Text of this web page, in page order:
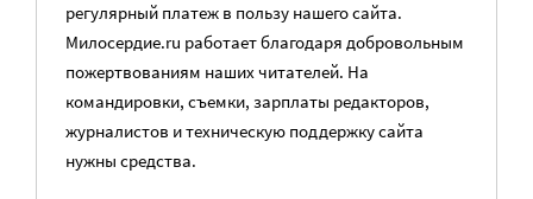
регулярный платеж в пользу нашего сайта.
Милосердие.ru работает благодаря добровольным
пожертвованиям наших читателей. На
командировки, съемки, зарплаты редакторов,
журналистов и техническую поддержку сайта
нужны средства.